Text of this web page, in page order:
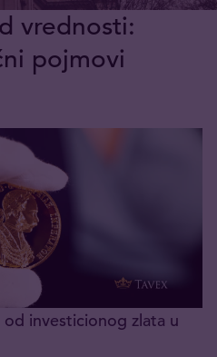
vrednosti:
pojmovi
investicionog zlata u